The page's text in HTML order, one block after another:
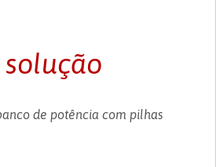
de potência com pilhas